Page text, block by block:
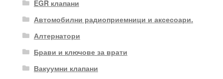
EGR клапани
Автомобилни радиоприемници и аксесоари.
Алтернатори
Брави и ключове за врати
Вакуумни клапани